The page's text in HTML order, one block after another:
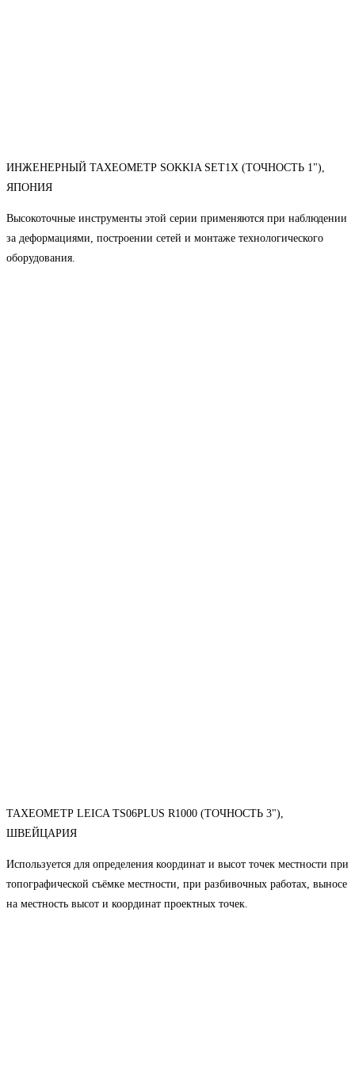
ИНЖЕНЕРНЫЙ ТАХЕОМЕТР SOKKIA SET1X (ТОЧНОСТЬ 1"),
ЯПОНИЯ
Высокоточные инструменты этой серии применяются при наблюдении
за деформациями, построении сетей и монтаже технологического
оборудования.
ТАХЕОМЕТР LEICA TS06PLUS R1000 (ТОЧНОСТЬ 3"),
ШВЕЙЦАРИЯ
Используется для определения координат и высот точек местности при
топографической съёмке местности, при разбивочных работах, выносе
на местность высот и координат проектных точек.